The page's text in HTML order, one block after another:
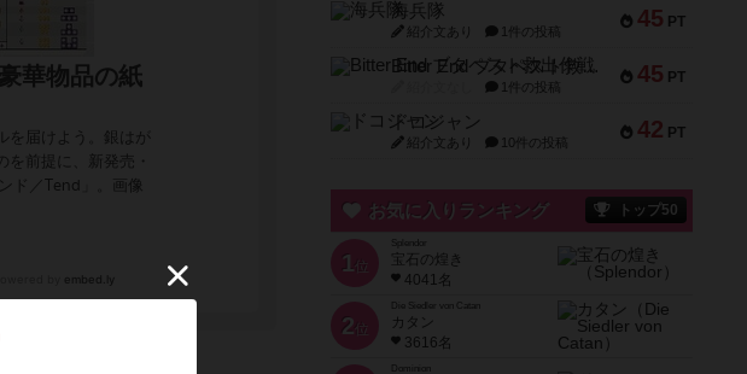
45 PT
海兵隊
紹介文あり 1件の投稿
45 PT
Bitter End ブタペスト救出作戦
1件の投稿
42 PT
ドコジャン
紹介文あり 10件の投稿
お気に入りランキング トップ50
1 位
宝石の煌き
4041名
2 位
Die Siedler von Catan
カタン
3616名